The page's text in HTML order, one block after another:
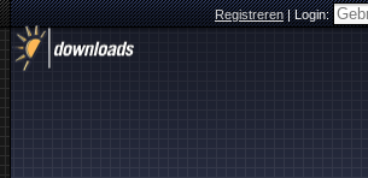
Registreren|Login: